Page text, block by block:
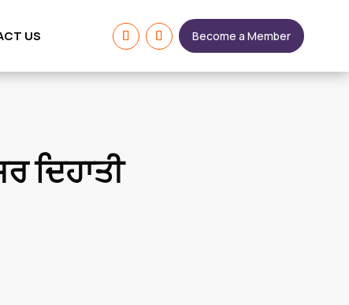
US Become a Member
ਦਿਹਾਤੀ